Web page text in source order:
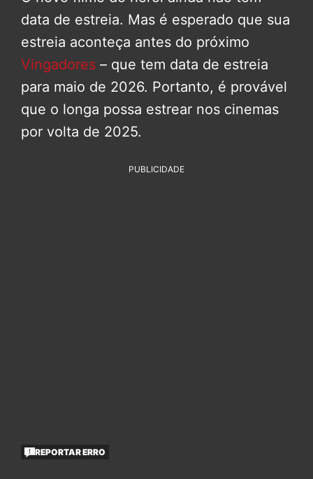
data de estreia. Mas é esperado que sua
estreia aconteça antes do próximo
Vingadores – que tem data de estreia
para maio de 2026. Portanto, é provável
que o longa possa estrear nos cinemas
por volta de 2025.
PUBLICIDADE
REPORTAR ERRO